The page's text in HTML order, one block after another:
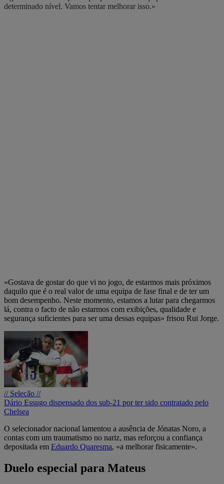
determinado nível. Vamos tentar melhorar isso.»
«Gostava de gostar do que vi no jogo, de estarmos mais próximos
daquilo que é o real valor de uma equipa de fase final e de ter um
bom desempenho. Neste momento, estamos a lutar para chegarmos
lá, contra o facto de não estarmos com exibições, qualidade e
segurança suficientes para ser uma dessas equipas» frisou Rui Jorge.
// Seleção //
Dário Essugo dispensado dos sub-21 por ter sido contratado pelo
Chelsea
O selecionador nacional lamentou a ausência de Jónatas Noro, a
contas com um traumatismo no nariz, mas reforçou a confiança
depositada em Eduardo Quaresma, «a melhorar fisicamente».
Duelo especial para Mateus